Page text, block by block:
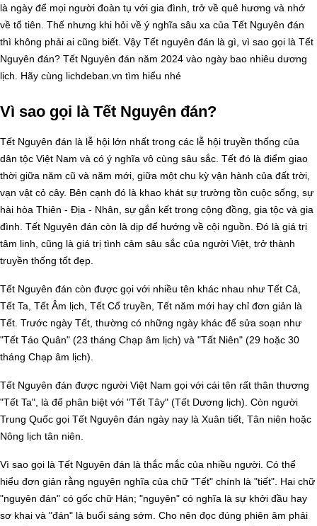
là ngày để mọi người đoàn tụ với gia đình, trở về quê hương và nhớ
về tổ tiên. Thế nhưng khi hỏi về ý nghĩa sâu xa của Tết Nguyên đán
thì không phải ai cũng biết. Vậy Tết nguyên đán là gì, vì sao gọi là Tết
Nguyên đán? Tết Nguyên đán năm 2024 vào ngày bao nhiêu dương
lịch. Hãy cùng lichdeban.vn tìm hiểu nhé
Vì sao gọi là Tết Nguyên đán?
Tết Nguyên đán là lễ hội lớn nhất trong các lễ hội truyền thống của
dân tộc Việt Nam và có ý nghĩa vô cùng sâu sắc. Tết đó là điểm giao
thời giữa năm cũ và năm mới, giữa một chu kỳ vận hành của đất trời,
vạn vật cỏ cây. Bên cạnh đó là khao khát sự trường tồn cuộc sống, sự
hài hòa Thiên - Địa - Nhân, sự gắn kết trong cộng đồng, gia tộc và gia
đình. Tết Nguyên đán còn là dịp để hướng về cội nguồn. Đó là giá trị
tâm linh, cũng là giá trị tình cảm sâu sắc của người Việt, trở thành
truyền thống tốt đẹp.
Tết Nguyên đán còn được gọi với nhiều tên khác nhau như Tết Cả,
Tết Ta, Tết Âm lịch, Tết Cổ truyền, Tết năm mới hay chỉ đơn giản là
Tết. Trước ngày Tết, thường có những ngày khác để sửa soạn như
"Tết Táo Quân" (23 tháng Chạp âm lịch) và "Tất Niên" (29 hoặc 30
tháng Chạp âm lịch).
Tết Nguyên đán được người Việt Nam gọi với cái tên rất thân thương
"Tết Ta", là để phân biệt với "Tết Tây" (Tết Dương lịch). Còn người
Trung Quốc gọi Tết Nguyên đán ngày nay là Xuân tiết, Tân niên hoặc
Nông lịch tân niên.
Vì sao gọi là Tết Nguyên đán là thắc mắc của nhiều người. Có thể
hiểu đơn giản rằng nguyên nghĩa của chữ "Tết" chính là "tiết". Hai chữ
"nguyên đán" có gốc chữ Hán; "nguyên" có nghĩa là sự khởi đầu hay
sơ khai và "đán" là buổi sáng sớm. Cho nên đọc đúng phiên âm phải